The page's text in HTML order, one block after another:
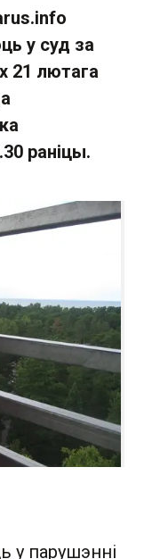
у суд за
21 лютага
раніцы.
у парушэнні